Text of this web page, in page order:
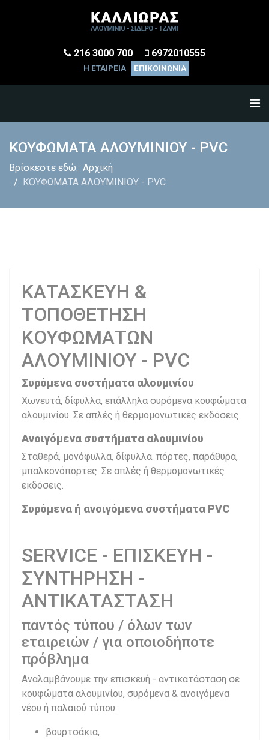
216 3000 700 6972010555
Η ΕΤΑΙΡΕΙΑ ΕΠΙΚΟΙΝΩΝΙΑ
ΚΟΥΦΩΜΑΤΑ ΑΛΟΥΜΙΝΙΟΥ - PVC
Βρίσκεστε εδώ: Αρχική
ΚΟΥΦΩΜΑΤΑ ΑΛΟΥΜΙΝΙΟΥ - PVC
ΚΑΤΑΣΚΕΥΗ &
ΤΟΠΟΘΕΤΗΣΗ
ΚΟΥΦΩΜΑΤΩΝ
ΑΛΟΥΜΙΝΙΟΥ - PVC
Συρόμενα συστήματα αλουμινίου
Χωνευτά, δίφυλλα, επάλληλα συρόμενα κουφώματα
αλουμινίου. Σε απλές ή θερμομονωτικές εκδόσεις.
Ανοιγόμενα συστήματα αλουμινίου
Σταθερά, μονόφυλλα, δίφυλλα. πόρτες, παράθυρα,
μπαλκονόπορτες. Σε απλές ή θερμομονωτικές
εκδόσεις.
Συρόμενα ή ανοιγόμενα συστήματα PVC
SERVICE - ΕΠΙΣΚΕΥΗ -
ΣΥΝΤΗΡΗΣΗ -
ΑΝΤΙΚΑΤΑΣΤΑΣΗ
παντός τύπου / όλων των
εταιρειών / για οποιοδήποτε
πρόβλημα
Αναλαμβάνουμε την επισκευή - αντικατάσταση σε
κουφώματα αλουμινίου, συρόμενα & ανοιγόμενα
νέου ή παλαιού τύπου:
βουρτσάκια,